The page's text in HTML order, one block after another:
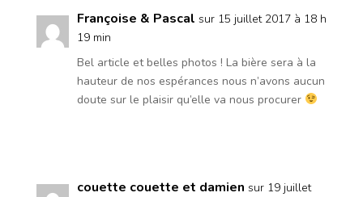
Françoise & Pascal sur 15 juillet 2017 à 18 h
19 min
Bel article et belles photos ! La bière sera à la
hauteur de nos espérances nous n’avons aucun
doute sur le plaisir qu’elle va nous procurer
couette couette et damien sur 19 juillet